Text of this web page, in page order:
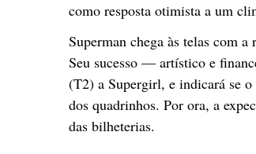
como resposta otimista a um
Superman chega às telas com
Seu sucesso — artístico e
(T2) a Supergirl, e indicará se
dos quadrinhos. Por ora, a
das bilheterias.